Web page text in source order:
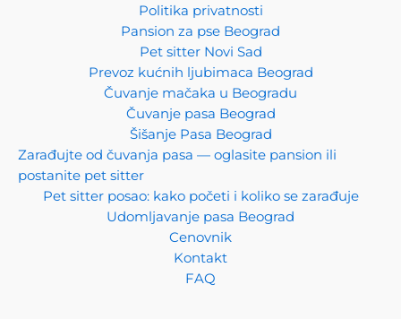
Politika privatnosti
Pansion za pse Beograd
Pet sitter Novi Sad
Prevoz kućnih ljubimaca Beograd
Čuvanje mačaka u Beogradu
Čuvanje pasa Beograd
Šišanje Pasa Beograd
Zarađujte od čuvanja pasa — oglasite pansion ili
postanite pet sitter
Pet sitter posao: kako početi i koliko se zarađuje
Udomljavanje pasa Beograd
Cenovnik
Kontakt
FAQ
Tu sam da vam pomognem da pronađete
pansione, pet sittere, pet taxi, groomere, da udomite
ljubimca ili da vam objasnim kako da oglasavate svoje
usluge na platformi.
Postavite pitanje ili izaberite temu ispod!
Kako naći pansion?
Koliko košta oglašavanje? Šta je pet taxi?
Šta radi groomer?
Kako udomiti ljubimca?
Pet sitter vs pansion?